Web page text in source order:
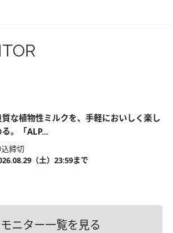
質な植物性ミルクを、手軽においしく楽し
。「ALP...
込締切
（土）23:59まで
ニター一覧を見る